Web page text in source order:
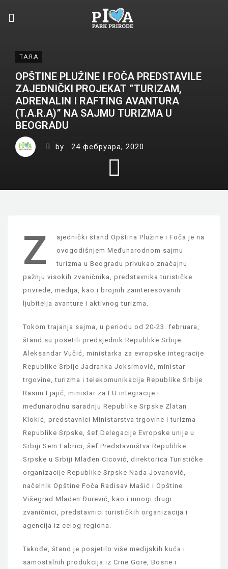
T.A.R.A
OPŠTINE PLUŽINE I FOČA PREDSTAVILE
ZAJEDNIČKI PROJEKAT ”TURIZAM,
ADRENALIN I RAFTING AVANTURA
(T.A.R.A)” NA SAJMU TURIZMA U
BEOGRADU
by 24 фебруара, 2020
Z
ajednički štand Opština Plužine i Foča je na
ovogodišnjem Međunarodnom sajmu
turizma u Beogradu privukao značajnu
pažnju visokih zvaničnika, predstavnika turističke
privrede, medija, kao i brojnih zainteresovanih
ljubitelja avanture i aktivnog turizma.
Tokom trajanja sajma, u periodu od 20-23. februara,
štand su posetili predsjednik Republike Srbije
Aleksandar Vučić, ministarka za evropske integracije
Republike Srbije Jadranka Joksimović, ministar
trgovine, turizma i telekomunikacija Republike Srbije
Rasim Ljajić, ministar za EU integracije i
međunarodnu saradnju Republike Srpske Zlatan
Klokić, predstavnici Ministarstva trgovine i turizma
Republike Srpske, šef Delegacije Evropske unije u
Srbiji Sem Fabrici, šef Predstavništva Republike
Srpske u Srbiji Mlađen Cicović, direktorica Turističke
organizacije Republike Srpske Nada Jovanović,
načelnik Opštine Foča Radisav Mašić i Opštine
Višegrad Mladen Đurević, kao i mnogi drugi
zvaničnici, predstavnici turističkih organizacija i
agencija iz celog regiona.
Takođe, štand je posjetilo više medijskih kuća i
samostalnih produkcija iz Crne Gore, Bosne i